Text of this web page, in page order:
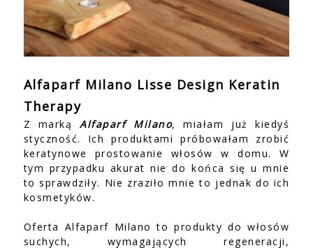
Alfaparf Milano Lisse Design Keratin
Therapy
Z markąAlfaparf Milano, miałam już kiedyś
styczność. Ich produktami próbowałam zrobić
keratynowe prostowanie włosów w domu. W
tym przypadku akurat nie do końca się u mnie
to sprawdziły. Nie zraziło mnie to jednak do ich
kosmetyków.
Oferta Alfaparf Milano to produkty do włosów
suchych, wymagających regeneracji,